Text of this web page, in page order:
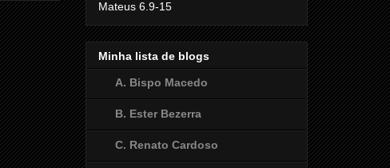
Mateus 6.9-15
Minha lista de blogs
A. Bispo Macedo
B. Ester Bezerra
C. Renato Cardoso